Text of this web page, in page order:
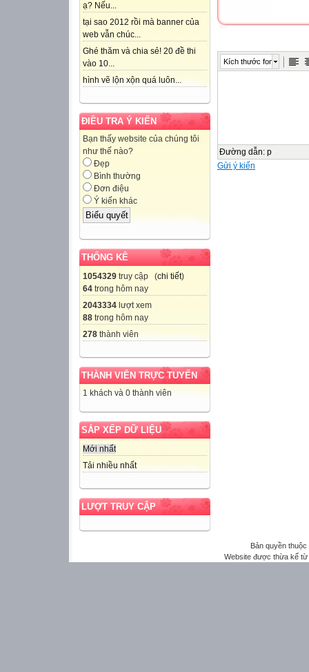
ạ? Nếu...
tại sao 2012 rồi mà banner của
web vẫn chúc...
Ghé thăm và chia sẻ! 20 đề thi
vào 10...
hình vẽ lộn xộn quá luôn...
ĐIỀU TRA Ý KIẾN
Bạn thấy website của chúng tôi
như thế nào?
Đẹp
Bình thường
Đơn điệu
Ý kiến khác
THỐNG KÊ
1054329 truy cập (chi tiết)
64 trong hôm nay
2043334 lượt xem
88 trong hôm nay
278 thành viên
THÀNH VIÊN TRỰC TUYẾN
1 khách và 0 thành viên
SẮP XẾP DỮ LIỆU
Mới nhất
Tải nhiều nhất
LƯỢT TRUY CẬP
Kích thước font
Đường dẫn: p
Gửi ý kiến
Bản quyền
Website được thừa kế từ